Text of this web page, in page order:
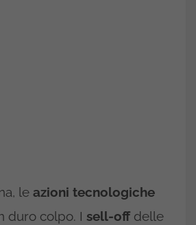
le azioni tecnologiche
duro colpo. I sell-off delle